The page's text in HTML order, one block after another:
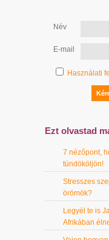
Név
E-mail
Használati
Ezt olvastad
7 nézőpont,
tündököljön!
Stresszes
örömök?
Legyél te is
Afrikában